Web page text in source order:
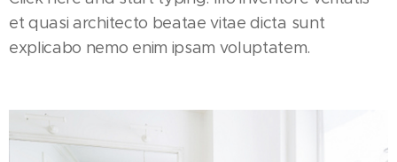
et quasi architecto beatae vitae dicta sunt
explicabo nemo enim ipsam voluptatem.